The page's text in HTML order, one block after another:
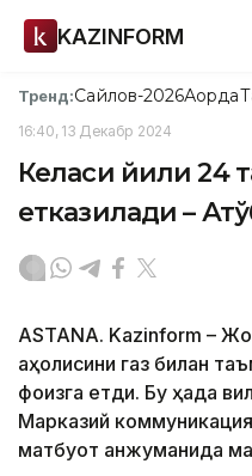
KAZINFORM
Тренд:Сайлов-2026Ақорда
16:40, 13 Декабр 2024
Келаси йили 24 та
етказилади –
ASTANA. Kazinform –
аҳолисини газ билан
фоизга етди. Бу ҳақда
Марказий
матбуот анжуманида